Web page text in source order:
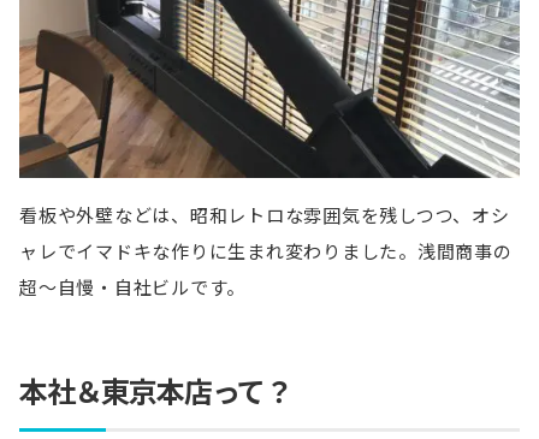
看板や外壁などは、昭和レトロな雰囲気を残しつつ、オシ
ャレでイマドキな作りに生まれ変わりました。浅間商事の
超～自慢・自社ビルです。
本社＆東京本店って？